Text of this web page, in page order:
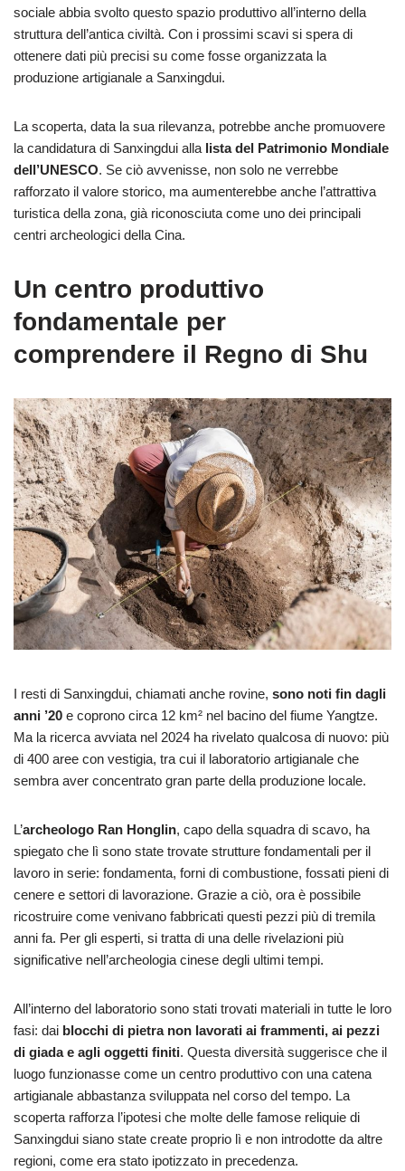
sociale abbia svolto questo spazio produttivo all’interno della
struttura dell’antica civiltà. Con i prossimi scavi si spera di
ottenere dati più precisi su come fosse organizzata la
produzione artigianale a Sanxingdui.
La scoperta, data la sua rilevanza, potrebbe anche promuovere
la candidatura di Sanxingdui alla lista del Patrimonio Mondiale
dell’UNESCO. Se ciò avvenisse, non solo ne verrebbe
rafforzato il valore storico, ma aumenterebbe anche l’attrattiva
turistica della zona, già riconosciuta come uno dei principali
centri archeologici della Cina.
Un centro produttivo
fondamentale per
comprendere il Regno di Shu
I resti di Sanxingdui, chiamati anche rovine, sono noti fin dagli
anni ’20 e coprono circa 12 km² nel bacino del fiume Yangtze.
Ma la ricerca avviata nel 2024 ha rivelato qualcosa di nuovo: più
di 400 aree con vestigia, tra cui il laboratorio artigianale che
sembra aver concentrato gran parte della produzione locale.
L’archeologo Ran Honglin, capo della squadra di scavo, ha
spiegato che lì sono state trovate strutture fondamentali per il
lavoro in serie: fondamenta, forni di combustione, fossati pieni di
cenere e settori di lavorazione. Grazie a ciò, ora è possibile
ricostruire come venivano fabbricati questi pezzi più di tremila
anni fa. Per gli esperti, si tratta di una delle rivelazioni più
significative nell’archeologia cinese degli ultimi tempi.
All’interno del laboratorio sono stati trovati materiali in tutte le loro
fasi: dai blocchi di pietra non lavorati ai frammenti, ai pezzi
di giada e agli oggetti finiti. Questa diversità suggerisce che il
luogo funzionasse come un centro produttivo con una catena
artigianale abbastanza sviluppata nel corso del tempo. La
scoperta rafforza l’ipotesi che molte delle famose reliquie di
Sanxingdui siano state create proprio lì e non introdotte da altre
regioni, come era stato ipotizzato in precedenza.